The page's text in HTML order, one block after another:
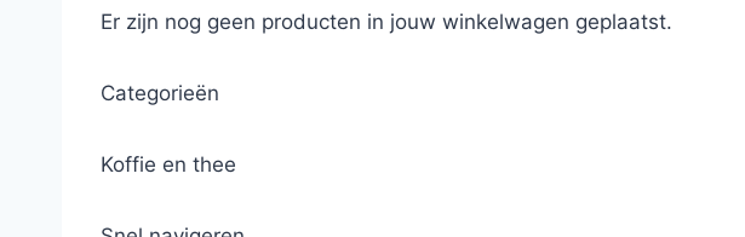
Er zijn nog geen producten in jouw winkelwagen geplaatst.
Categorieën
Koffie en thee